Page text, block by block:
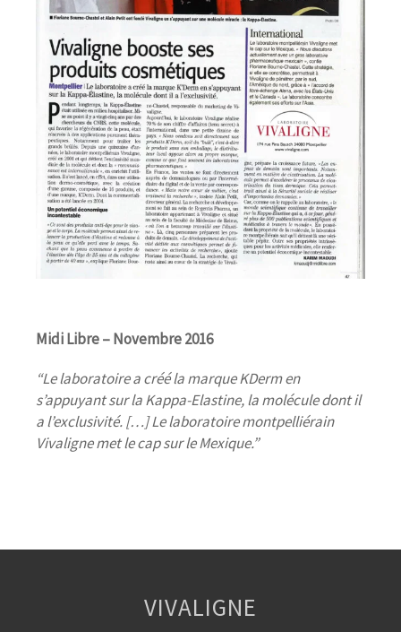
Midi Libre – Novembre 2016
“Le laboratoire a créé la marque KDerm en
s’appuyant sur la Kappa-Elastine, la molécule dont il
a l’exclusivité. […] Le laboratoire montpelliérain
Vivaligne met le cap sur le Mexique.”
VIVALIGNE